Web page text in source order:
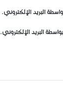
البريد الإلكتروني.
البريد الإلكتروني.